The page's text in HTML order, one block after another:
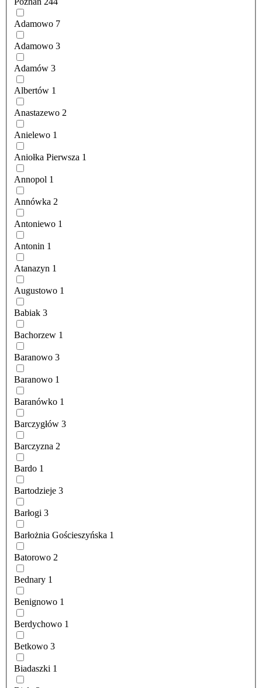
Adamowo 7
Adamowo 3
Adamów 3
Albertów 1
Anastazewo 2
Anielewo 1
Aniołka Pierwsza 1
Annopol 1
Annówka 2
Antoniewo 1
Antonin 1
Atanazyn 1
Augustowo 1
Babiak 3
Bachorzew 1
Baranowo 3
Baranowo 1
Baranówko 1
Barczygłów 3
Barczyzna 2
Bardo 1
Bartodzieje 3
Barłogi 3
Barłożnia Gościeszyńska 1
Batorowo 2
Bednary 1
Benignowo 1
Berdychowo 1
Betkowo 3
Biadaszki 1